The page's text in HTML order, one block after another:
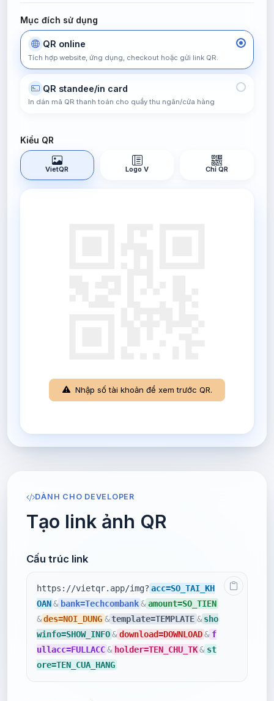
Mục đích sử dụng
QR online
Tích hợp website, ứng dụng, checkout hoặc gửi link QR.
QR standee/in card
In dán mã QR thanh toán cho quầy thu ngân/cửa hàng
Nhập số tài khoản để xem trước QR.
Kiểu QR
VietQR Logo V Chỉ QR
DÀNH CHO DEVELOPER
Tạo link ảnh QR
Cấu trúc link
https://vietqr.app/img? acc=SO_TAI_KH
OAN & bank=Techcombank & amount=SO_TIEN
& des=NOI_DUNG & template=TEMPLATE & sho
winfo=SHOW_INFO & download=DOWNLOAD & f
ullacc=FULLACC & holder=TEN_CHU_TK & st
ore=TEN_CUA_HANG